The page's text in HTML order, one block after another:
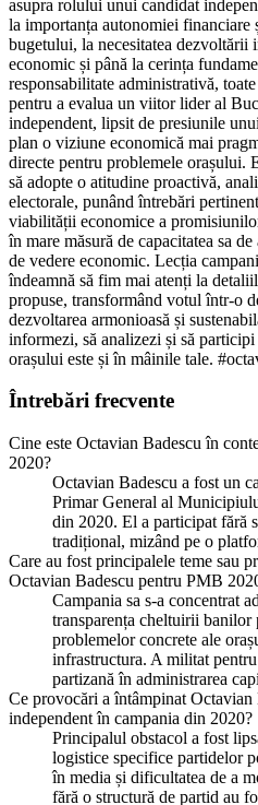
asupra rolului unui candidat
la importanța autonomiei financiare
bugetului, la necesitatea dezvoltării
economic și până la cerința
responsabilitate administrativă,
pentru a evalua un viitor lider al
independent, lipsit de presiunile
plan o viziune economică mai
directe pentru problemele orașului.
să adopte o atitudine proactivă,
electorale, punând întrebări
viabilității economice a
în mare măsură de capacitatea sa
de vedere economic. Lecția
îndeamnă să fim mai atenți la
propuse, transformând votul într-o
dezvoltarea armonioasă și
informezi, să analizezi și să
orașului este și în mâinile tale.
Întrebări frecvente
Cine este Octavian Badescu în
2020?
Octavian Badescu a fost un
Primar General al
din 2020. El a participat fără
tradițional, mizând pe o
Care au fost principalele teme sau
Octavian Badescu pentru PMB
Campania sa s-a concentrat
transparența cheltuirii banilor
problemelor concrete ale
infrastructura. A militat
partizană în administrarea
Ce provocări a întâmpinat
independent în campania din 2020?
Principalul obstacol a fost
logistice specifice partidelor
în media și dificultatea de a
fără o structură de partid au